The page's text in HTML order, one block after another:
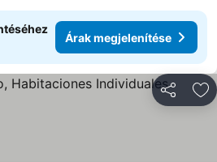
Árak megjelenítése